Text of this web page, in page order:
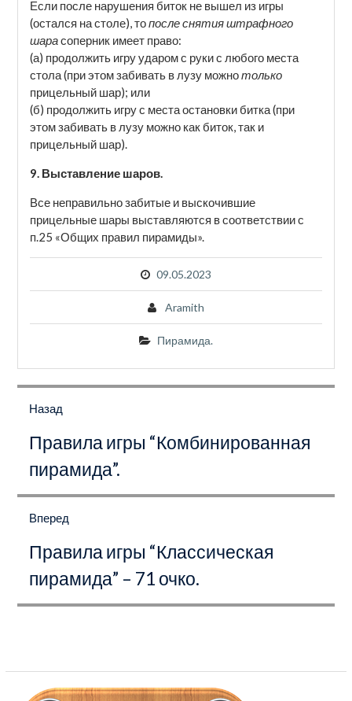
Если после нарушения биток не вышел из игры
(остался на столе), топосле снятия штрафного
шарасоперник имеет право:
(а) продолжить игру ударом с руки с любого места
стола (при этом забивать в лузу можнотолько
прицельный шар); или
(б) продолжить игру с места остановки битка (при
этом забивать в лузу можно как биток, так и
прицельный шар).
9. Выставление шаров.
Все неправильно забитые и выскочившие
прицельные шары выставляются в соответствии с
п.25 «Общих правил пирамиды».
09.05.2023
Aramith
Пирамида.
поНазад
запись:
Правила игры “Комбинированная
пирамида”.
Вперед
запись:
Правила игры “Классическая
пирамида” – 71 очко.